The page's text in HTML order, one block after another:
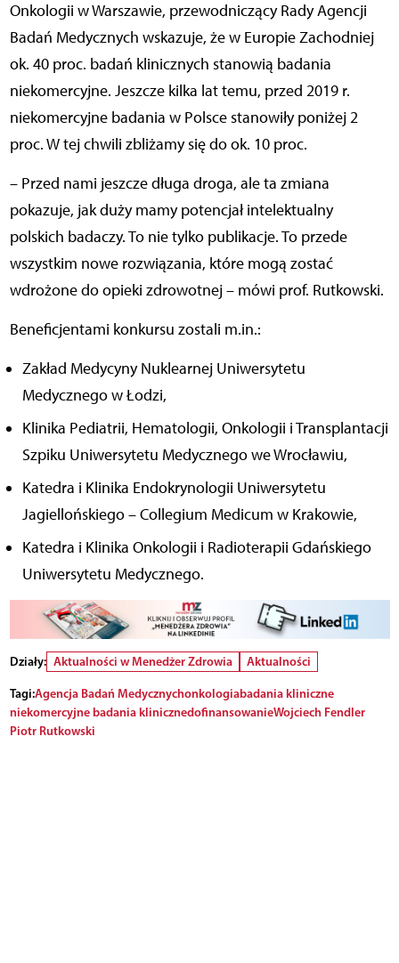
Onkologii w Warszawie, przewodniczący Rady Agencji
Badań Medycznych wskazuje, że w Europie Zachodniej
ok. 40 proc. badań klinicznych stanowią badania
niekomercyjne. Jeszcze kilka lat temu, przed 2019 r.
niekomercyjne badania w Polsce stanowiły poniżej 2
proc. W tej chwili zbliżamy się do ok. 10 proc.
– Przed nami jeszcze długa droga, ale ta zmiana
pokazuje, jak duży mamy potencjał intelektualny
polskich badaczy. To nie tylko publikacje. To przede
wszystkim nowe rozwiązania, które mogą zostać
wdrożone do opieki zdrowotnej – mówi prof. Rutkowski.
Beneficjentami konkursu zostali m.in.:
Zakład Medycyny Nuklearnej Uniwersytetu
Medycznego w Łodzi,
Klinika Pediatrii, Hematologii, Onkologii i Transplantacji
Szpiku Uniwersytetu Medycznego we Wrocławiu,
Katedra i Klinika Endokrynologii Uniwersytetu
Jagiellońskiego – Collegium Medicum w Krakowie,
Katedra i Klinika Onkologii i Radioterapii Gdańskiego
Uniwersytetu Medycznego.
Działy: Aktualności w Menedżer Zdrowia
Aktualności
Tagi:Agencja Badań Medycznychonkologiabadania kliniczne
niekomercyjne badania klinicznedofinansowanieWojciech Fendler
Piotr Rutkowski